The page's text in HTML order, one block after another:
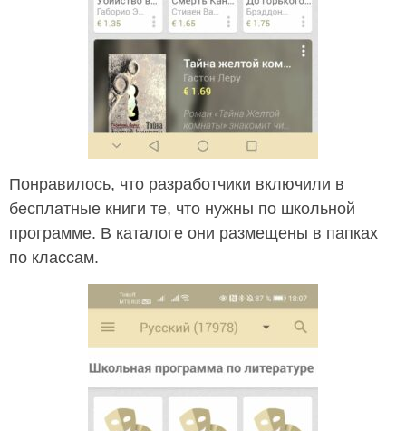
Понравилось, что разработчики включили в
бесплатные книги те, что нужны по школьной
программе. В каталоге они размещены в папках
по классам.